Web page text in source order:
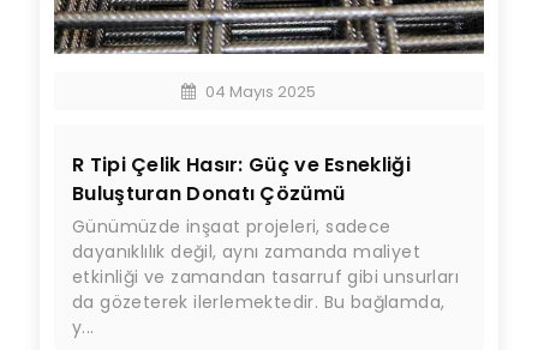
04 Mayıs 2025
R Tipi Çelik Hasır: Güç ve Esnekliği
Buluşturan Donatı Çözümü
Günümüzde inşaat projeleri, sadece
dayanıklılık değil, aynı zamanda maliyet
etkinliği ve zamandan tasarruf gibi unsurları
da gözeterek ilerlemektedir. Bu bağlamda,
y...